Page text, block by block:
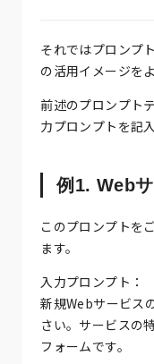
それではプロンプ
の活用イメージを
前述のプロンプト
力プロンプトを記
例1. Web
このプロンプトを
ます。
入力プロンプト：
新規Webサービス
さい。サービスの
フォームです。